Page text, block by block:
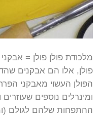
מלכודת פולן פולן =
פולן, אלו הם אבקנים
הפולן העשוי מאבקני
ומינרלים נוספים
ההתפחות שלהם לגולם